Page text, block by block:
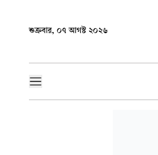
শুক্রবার, ০৭ আগস্ট ২০২৬